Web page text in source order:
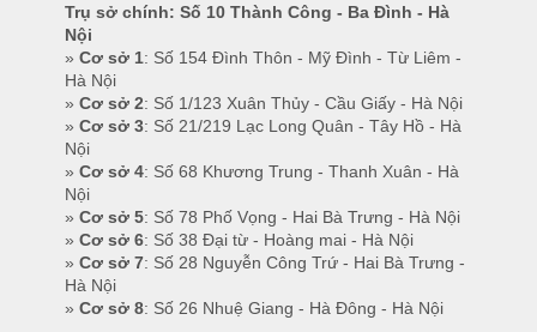
Trụ sở chính: Số 10 Thành Công - Ba Đình - Hà
Nội
» Cơ sở 1: Số 154 Đình Thôn - Mỹ Đình - Từ Liêm -
Hà Nội
» Cơ sở 2: Số 1/123 Xuân Thủy - Cầu Giấy - Hà Nội
» Cơ sở 3: Số 21/219 Lạc Long Quân - Tây Hồ - Hà
Nội
» Cơ sở 4: Số 68 Khương Trung - Thanh Xuân - Hà
Nội
» Cơ sở 5: Số 78 Phố Vọng - Hai Bà Trưng - Hà Nội
» Cơ sở 6: Số 38 Đại từ - Hoàng mai - Hà Nội
» Cơ sở 7: Số 28 Nguyễn Công Trứ - Hai Bà Trưng -
Hà Nội
» Cơ sở 8: Số 26 Nhuệ Giang - Hà Đông - Hà Nội